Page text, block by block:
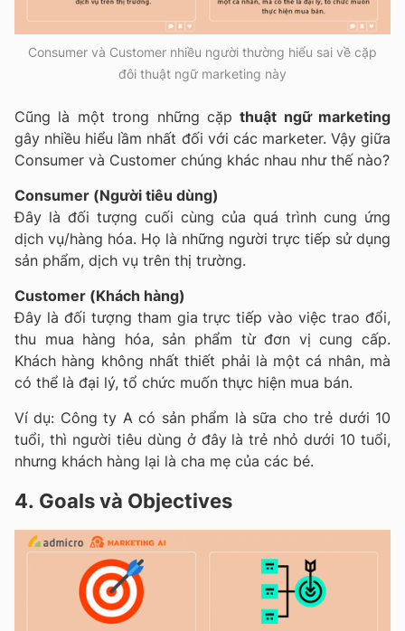
Consumer và Customer nhiều người thường hiểu sai về cặp
đôi thuật ngữ marketing này
Cũng là một trong những cặpthuật ngữ marketing
gây nhiều hiểu lầm nhất đối với các marketer. Vậy giữa
Consumer và Customer chúng khác nhau như thế nào?
Consumer (Người tiêu dùng)
Đây là đối tượng cuối cùng của quá trình cung ứng
dịch vụ/hàng hóa. Họ là những người trực tiếp sử dụng
sản phẩm, dịch vụ trên thị trường.
Customer (Khách hàng)
Đây là đối tượng tham gia trực tiếp vào việc trao đổi,
thu mua hàng hóa, sản phẩm từ đơn vị cung cấp.
Khách hàng không nhất thiết phải là một cá nhân, mà
có thể là đại lý, tổ chức muốn thực hiện mua bán.
Ví dụ: Công ty A có sản phẩm là sữa cho trẻ dưới 10
tuổi, thì người tiêu dùng ở đây là trẻ nhỏ dưới 10 tuổi,
nhưng khách hàng lại là cha mẹ của các bé.
4. Goals và Objectives